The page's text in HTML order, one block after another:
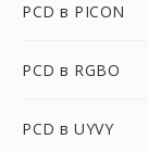
PCD в PICON
PCD в RGBO
PCD в UYVY